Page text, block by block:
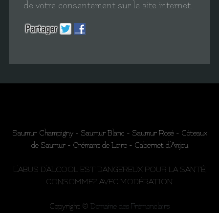
de votre consentement sur le site internet.
Saumur Champigny - Saumur Blanc - Saumur Rosé - Côteaux
de Saumur - Crémant de Loire - Cabernet d'Anjou
L'ABUS D'ALCOOL EST DANGEREUX POUR LA SANTÉ,
CONSOMMEZ AVEC MODÉRATION.
Copyright © Domaine des Frémonclairs